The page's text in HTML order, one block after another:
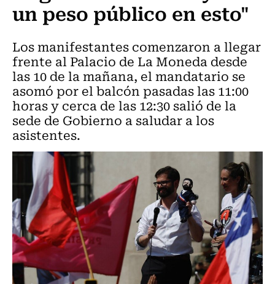
un peso público en esto"
Los manifestantes comenzaron a llegar
frente al Palacio de La Moneda desde
las 10 de la mañana, el mandatario se
asomó por el balcón pasadas las 11:00
horas y cerca de las 12:30 salió de la
sede de Gobierno a saludar a los
asistentes.